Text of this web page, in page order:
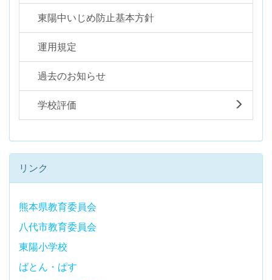
東陽中いじめ防止基本方針
運用規定
過去のお知らせ
学校評価
リンク
熊本県教育委員会
八代市教育委員会
東陽小学校
ばとん・ぱす